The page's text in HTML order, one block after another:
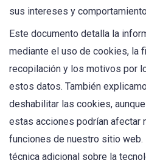
sus intereses y
Este documento detalla la
mediante el uso de cookies, la
recopilación y los motivos por
estos datos. También
deshabilitar las cookies,
estas acciones podrían afectar
funciones de nuestro sitio web.
técnica adicional sobre la